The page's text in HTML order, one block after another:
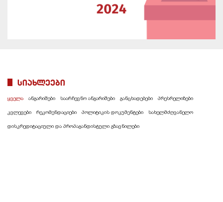
სიახლეები
ყველა ანგარიშები საარჩევნო ანგარიშები განცხადებები პრესრელიზები
კვლევები რეკომენდაციები პოლიტიკის დოკუმენტები სახელმძღვანელო
დისკრედიტაციული და პროპაგანდისტული გზავნილები